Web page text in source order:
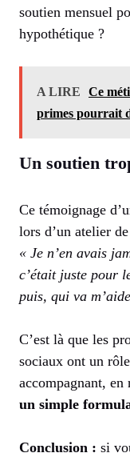
soutien mensuel
hypothétique ?
A LIRE
Ce
primes pourrait
Un soutien
Ce témoignage
lors d’un atelier
« Je n’en avais
c’était juste pour
puis, qui va
C’est là que les
sociaux ont un
accompagnant,
un simple
Conclusion : si